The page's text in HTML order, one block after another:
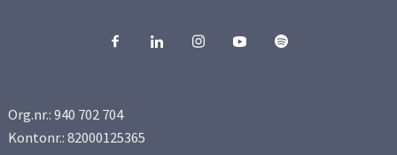
Org.nr.: 940 702 704
Kontonr.: 82000125365